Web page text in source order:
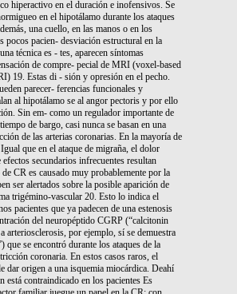
hiperactivo en el duración e inofensivos. Se
en el hipotálamo durante los ataques
una cuello, en las manos o en los
pocos pacien- desviación estructural en la
técnica es - tes, aparecen síntomas
de compre- pecial de MRI (voxel-based
19. Estas di - sión y opresión en el pecho.
parecer- ferencias funcionales y
al hipotálamo se al angor pectoris y por ello
Sin em- como un regulador importante de
de bargo, casi nunca se basan en una
de las arterias coronarias. En la mayoría de
que en el ataque de migraña, el dolor
efectos secundarios infrecuentes resultan
CR es causado muy probablemente por la
ser alertados sobre la posible aparición de
trigémino-vascular 20. Esto lo indica el
pacientes que ya padecen de una estenosis
del neuropéptido CGRP (“calcitonin
arteriosclerosis, por ejemplo, sí se demuestra
que se encontró durante los ataques de la
coronaria. En estos casos raros, el
dar origen a una isquemia miocárdica. Deahí
está contraindicado en los pacientes Es